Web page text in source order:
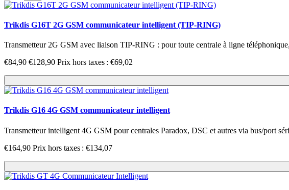
Trikdis G16T 2G GSM communicateur intelligent (TIP-RING)
Transmetteur 2G GSM avec liaison TIP-RING : pour toute centrale à ligne
€84,90 €128,90 Prix hors taxes : €69,02
Trikdis G16 4G GSM communicateur intelligent
Transmetteur intelligent 4G GSM pour centrales Paradox, DSC et autres via bus/port
€164,90 Prix hors taxes : €134,07